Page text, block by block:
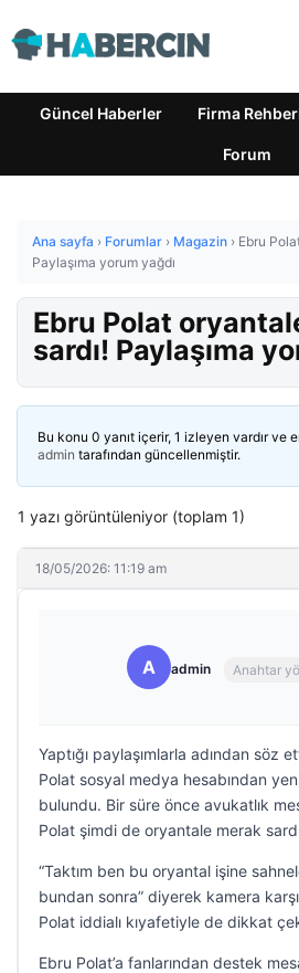
Güncel Haberler Firma
Forum
Ana sayfa › Forumlar › Magazin › Ebru
Paylaşıma yorum yağdı
Ebru Polat
sardı! Paylaşıma
Bu konu 0 yanıt içerir, 1 izleyen vardır ve
admin tarafından güncellenmiştir.
1 yazı görüntüleniyor (toplam 1)
18/05/2026: 11:19 am
A admin Anahtar
Yaptığı paylaşımlarla adından söz
Polat sosyal medya hesabından
bulundu. Bir süre önce avukatlık
Polat şimdi de oryantale merak
“Taktım ben bu oryantal işine
bundan sonra” diyerek kamera
Polat iddialı kıyafetiyle de dikkat
Ebru Polat’a fanlarından destek